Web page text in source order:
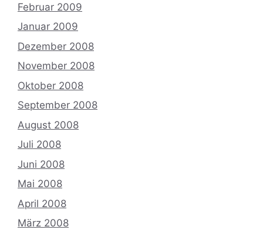
Februar 2009
Januar 2009
Dezember 2008
November 2008
Oktober 2008
September 2008
August 2008
Juli 2008
Juni 2008
Mai 2008
April 2008
März 2008